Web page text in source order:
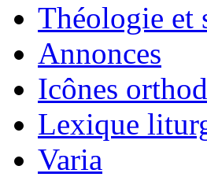
Théologie et
Annonces
Icônes
Lexique
Varia